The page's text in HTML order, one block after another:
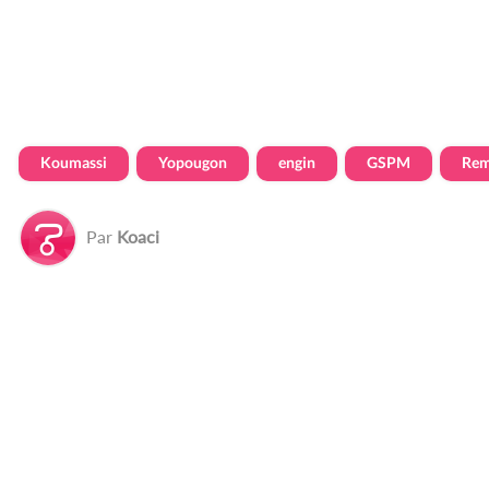
Koumassi Yopougon engin GSPM
Par Koaci